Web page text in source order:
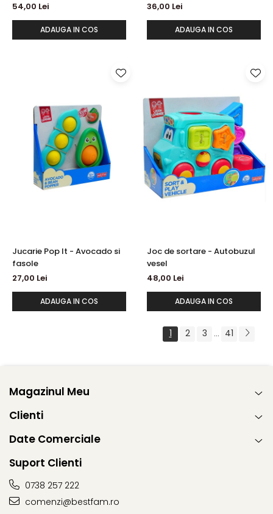
54,00 Lei
ADAUGA IN COS
36,00 Lei
ADAUGA IN COS
Jucarie Pop It - Avocado si
fasole
27,00 Lei
ADAUGA IN COS
Joc de sortare - Autobuzul
vesel
48,00 Lei
ADAUGA IN COS
1 2 3 ... 41
Magazinul Meu
Clienti
Date Comerciale
Suport Clienti
0738 257 222
comenzi@bestfam.ro